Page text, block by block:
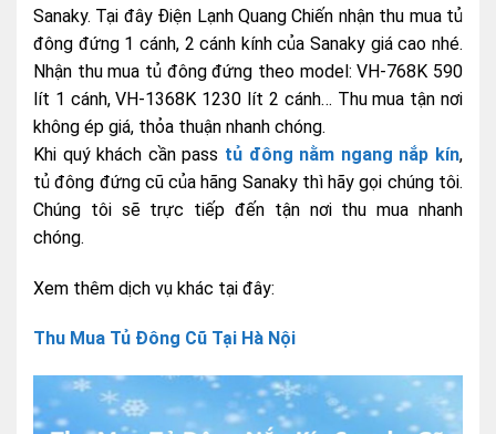
Sanaky. Tại đây Điện Lạnh Quang Chiến nhận thu mua tủ
đông đứng 1 cánh, 2 cánh kính của Sanaky giá cao nhé.
Nhận thu mua tủ đông đứng theo model: VH-768K 590
lít 1 cánh, VH-1368K 1230 lít 2 cánh… Thu mua tận nơi
không ép giá, thỏa thuận nhanh chóng.
Khi quý khách cần pass tủ đông nằm ngang nắp kín,
tủ đông đứng cũ của hãng Sanaky thì hãy gọi chúng tôi.
Chúng tôi sẽ trực tiếp đến tận nơi thu mua nhanh
chóng.
Xem thêm dịch vụ khác tại đây:
Thu Mua Tủ Đông Cũ Tại Hà Nội